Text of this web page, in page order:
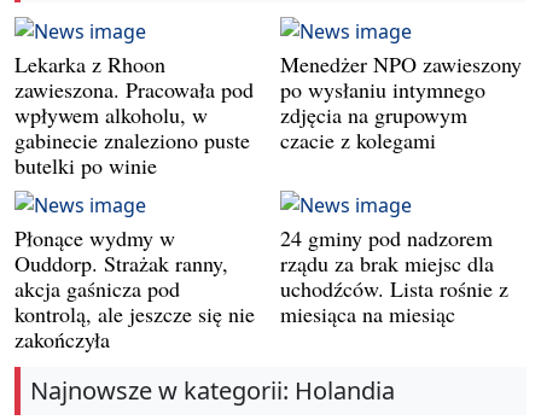
Lekarka z Rhoon
zawieszona. Pracowała pod
wpływem alkoholu, w
gabinecie znaleziono puste
butelki po winie
Menedżer NPO zawieszony
po wysłaniu intymnego
zdjęcia na grupowym
czacie z kolegami
Płonące wydmy w
Ouddorp. Strażak ranny,
akcja gaśnicza pod
kontrolą, ale jeszcze się nie
zakończyła
24 gminy pod nadzorem
rządu za brak miejsc dla
uchodźców. Lista rośnie z
miesiąca na miesiąc
Najnowsze w kategorii: Holandia